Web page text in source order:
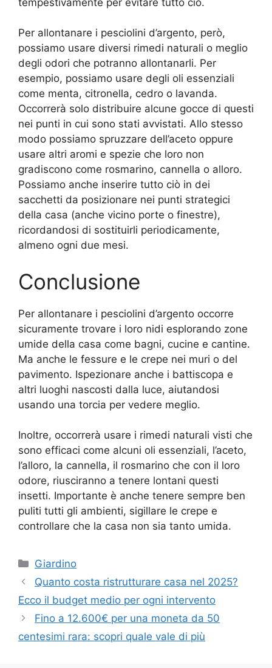
Per allontanare i pesciolini d’argento, però,
possiamo usare diversi rimedi naturali o meglio
degli odori che potranno allontanarli. Per
esempio, possiamo usare degli oli essenziali
come menta, citronella, cedro o lavanda.
Occorrerà solo distribuire alcune gocce di questi
nei punti in cui sono stati avvistati. Allo stesso
modo possiamo spruzzare dell’aceto oppure
usare altri aromi e spezie che loro non
gradiscono come rosmarino, cannella o alloro.
Possiamo anche inserire tutto ciò in dei
sacchetti da posizionare nei punti strategici
della casa (anche vicino porte o finestre),
ricordandosi di sostituirli periodicamente,
almeno ogni due mesi.
Conclusione
Per allontanare i pesciolini d’argento occorre
sicuramente trovare i loro nidi esplorando zone
umide della casa come bagni, cucine e cantine.
Ma anche le fessure e le crepe nei muri o del
pavimento. Ispezionare anche i battiscopa e
altri luoghi nascosti dalla luce, aiutandosi
usando una torcia per vedere meglio.
Inoltre, occorrerà usare i rimedi naturali visti che
sono efficaci come alcuni oli essenziali, l’aceto,
l’alloro, la cannella, il rosmarino che con il loro
odore, riusciranno a tenere lontani questi
insetti. Importante è anche tenere sempre ben
puliti tutti gli ambienti, sigillare le crepe e
controllare che la casa non sia tanto umida.
Categorie
Giardino
Quanto costa ristrutturare casa nel 2025?
Ecco il budget medio per ogni intervento
Fino a 12.600€ per una moneta da 50
centesimi rara: scopri quale vale di più